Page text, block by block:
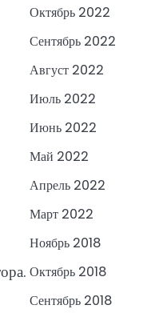
Октябрь 2022
Сентябрь 2022
Август 2022
Июль 2022
Июнь 2022
Май 2022
Апрель 2022
Март 2022
Ноябрь 2018
Октябрь 2018
Сентябрь 2018